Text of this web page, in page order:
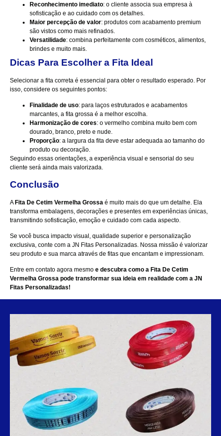
Reconhecimento imediato: o cliente associa sua empresa à
sofisticação e ao cuidado com os detalhes.
Maior percepção de valor: produtos com acabamento premium
são vistos como mais refinados.
Versatilidade: combina perfeitamente com cosméticos, alimentos,
brindes e muito mais.
Dicas Para Escolher a Fita Ideal
Selecionar a fita correta é essencial para obter o resultado esperado. Por
isso, considere os seguintes pontos:
Finalidade de uso: para laços estruturados e acabamentos
marcantes, a fita grossa é a melhor escolha.
Harmonização de cores: o vermelho combina muito bem com
dourado, branco, preto e nude.
Proporção: a largura da fita deve estar adequada ao tamanho do
produto ou decoração.
Seguindo essas orientações, a experiência visual e sensorial do seu
cliente será ainda mais valorizada.
Conclusão
AFita De Cetim Vermelha Grossa é muito mais do que um detalhe. Ela
transforma embalagens, decorações e presentes em experiências únicas,
transmitindo sofisticação, emoção e cuidado com cada aspecto.
Se você busca impacto visual, qualidade superior e personalização
exclusiva, conte com a JN Fitas Personalizadas. Nossa missão é valorizar
seu produto e sua marca através de fitas que encantam e impressionam.
Entre em contato agora mesmo e descubra como a Fita De Cetim
Vermelha Grossa pode transformar sua ideia em realidade com a JN
Fitas Personalizadas!